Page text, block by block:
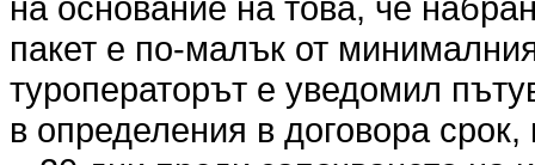
пакет е по-малък от
туроператорът е уведомил
в определения в договора